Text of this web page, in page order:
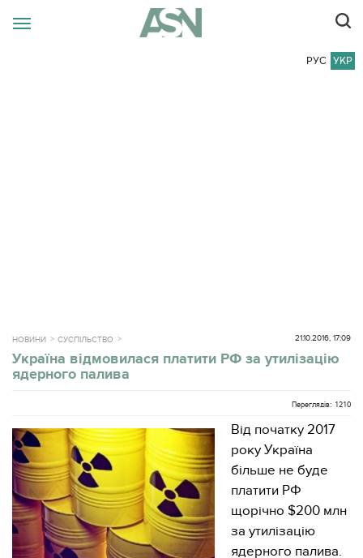
РУС УКР
НОВИНИ СУСПІЛЬСТВО 21.10.2016, 17:09
Україна відмовилася платити РФ за утилізацію
ядерного палива
Переглядів: 1210
Від початку 2017
року Україна
більше не буде
платити РФ
щорічно $200 млн
за утилізацію
ядерного палива.